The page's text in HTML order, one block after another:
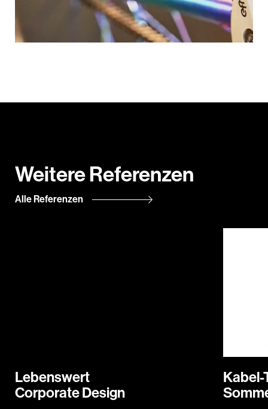
Weitere Referenzen
Alle Referenzen
Lebenswert
Corporate Design
Kabel-